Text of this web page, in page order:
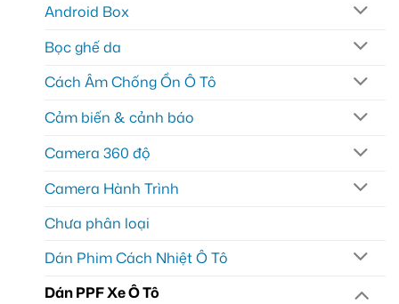
Android Box
Bọc ghế da
Cách Âm Chống Ồn Ô Tô
Cảm biến & cảnh báo
Camera 360 độ
Camera Hành Trình
Chưa phân loại
Dán Phim Cách Nhiệt Ô Tô
Dán PPF Xe Ô Tô